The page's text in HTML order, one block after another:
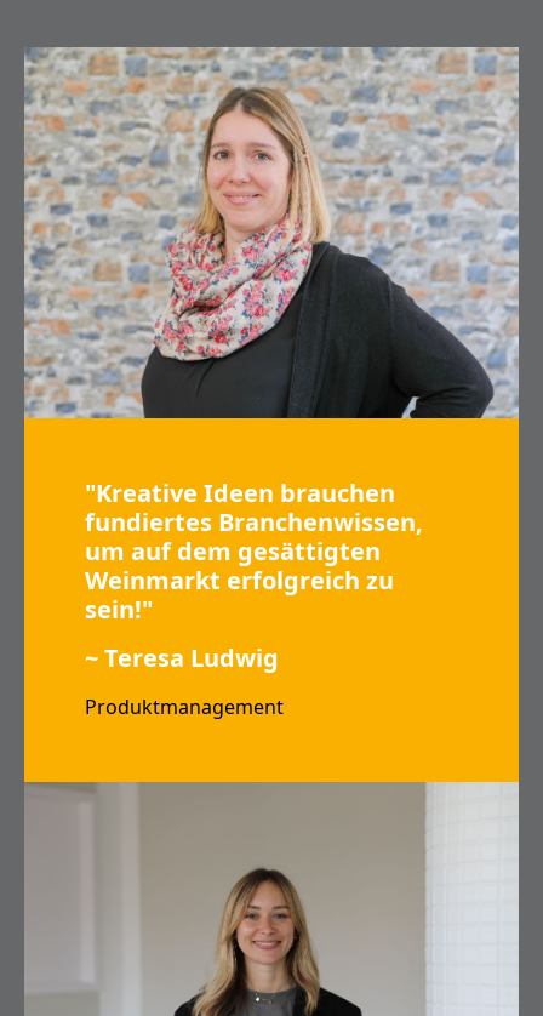
"Kreative Ideen brauchen
fundiertes Branchenwissen,
um auf dem gesättigten
Weinmarkt erfolgreich zu
sein!"
~ Teresa Ludwig
Produktmanagement